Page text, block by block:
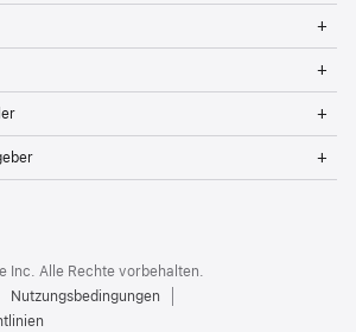
Inc. Alle Rechte vorbehalten.
Nutzungsbedingungen